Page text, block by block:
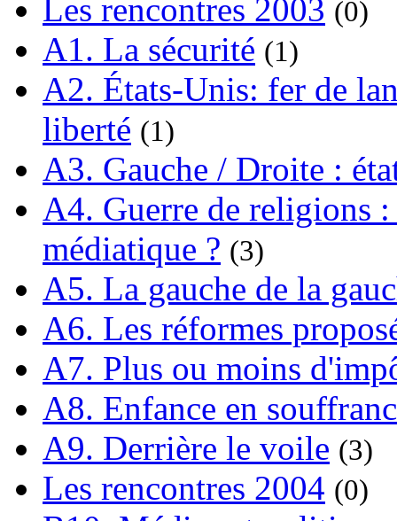
Les rencontres 2003 (0)
A1. La sécurité (1)
A2. États-Unis: fer de
liberté (1)
A3. Gauche / Droite :
A4. Guerre de religions
médiatique ? (3)
A5. La gauche de la
A6. Les réformes
A7. Plus ou moins
A8. Enfance en
A9. Derrière le voile (3)
Les rencontres 2004 (0)